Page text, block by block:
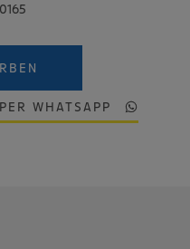
PER WHATSAPP